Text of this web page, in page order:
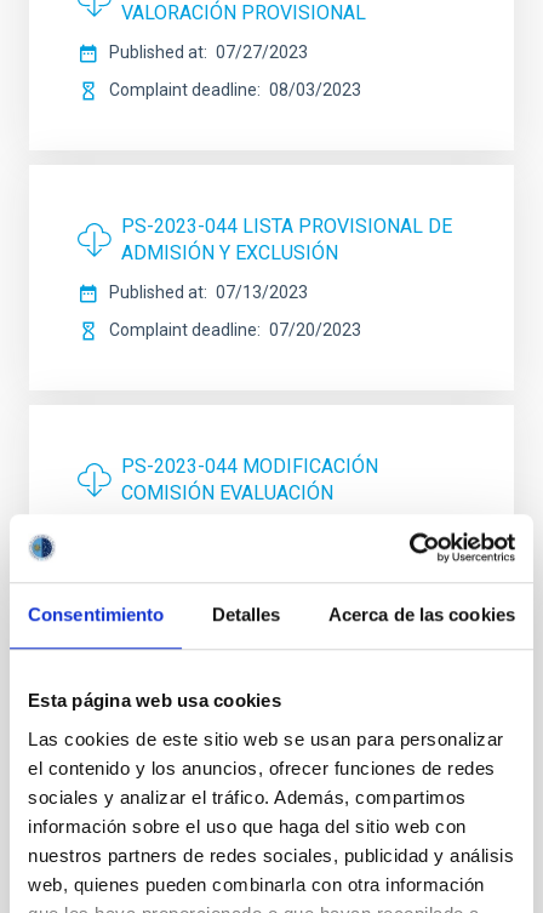
Consentimiento Detalles Acerca de las cookies
Esta página web usa cookies
Las cookies de este sitio web se usan para personalizar
el contenido y los anuncios, ofrecer funciones de redes
sociales y analizar el tráfico. Además, compartimos
información sobre el uso que haga del sitio web con
nuestros partners de redes sociales, publicidad y análisis
web, quienes pueden combinarla con otra información
VALORACIÓN PROVISIONAL
Published at
07/27/2023
Complaint deadline
08/03/2023
PS-2023-044 LISTA PROVISIONAL DE
ADMISIÓN Y EXCLUSIÓN
Published at
07/13/2023
Complaint deadline
07/20/2023
PS-2023-044 MODIFICACIÓN
COMISIÓN EVALUACIÓN
Description
La presente Resolución tiene por objeto convocar, en régimen
ayuda para la formación de las personas que hayan obtenido
recientemente el título académico de Grado (curso 2022-2023)
o estudiantes o recién titulados de máster universitario (curso
2022-2023).
COMPOSICIÓN DE LA COMISIÓN DE EVALUACIÓN: